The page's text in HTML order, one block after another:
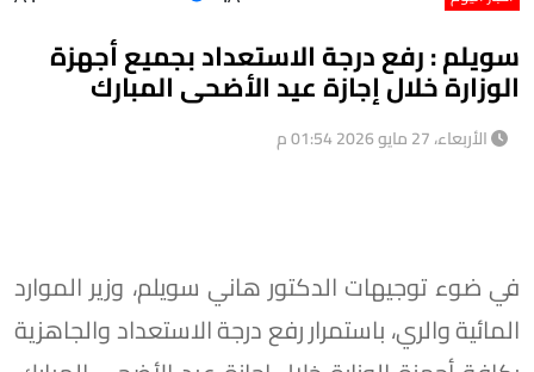
سويلم : رفع درجة الاستعداد بجميع أجهزة
الوزارة خلال إجازة عيد الأضحى المبارك
الأربعاء، 27 مايو 2026 01:54 م
في ضوء توجيهات الدكتور هاني سويلم، وزير الموارد
المائية والري، باستمرار رفع درجة الاستعداد والجاهزية